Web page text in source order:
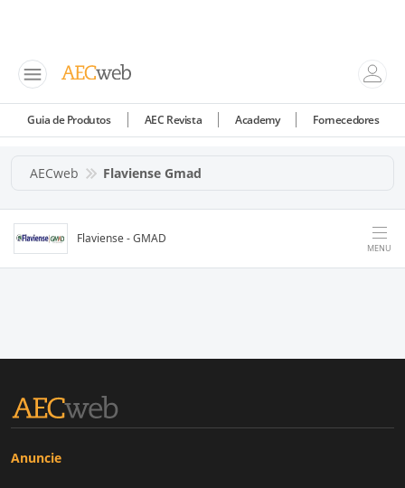
Guia de Produtos AEC Revista Academy Fornecedores
AECweb Flaviense Gmad
Flaviense - GMAD
MENU
Anuncie